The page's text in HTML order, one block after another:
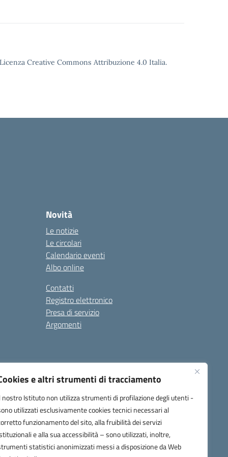
e altri strumenti di tracciamento
nostro Istituto non utilizza strumenti di profilazione degli utenti -
utilizzati esclusivamente cookies tecnici necessari al
funzionamento del sito, alla fruibilità dei servizi
e alla sua accessibilità – sono utilizzati, inoltre,
statistici anonimizzati messi a disposizione da Web
Creative Commons Attribuzione 4.0 Italia.
Novità
Le notizie
Le circolari
Calendario eventi
Albo online
Contatti
Registro elettronico
Presa di servizio
Argomenti